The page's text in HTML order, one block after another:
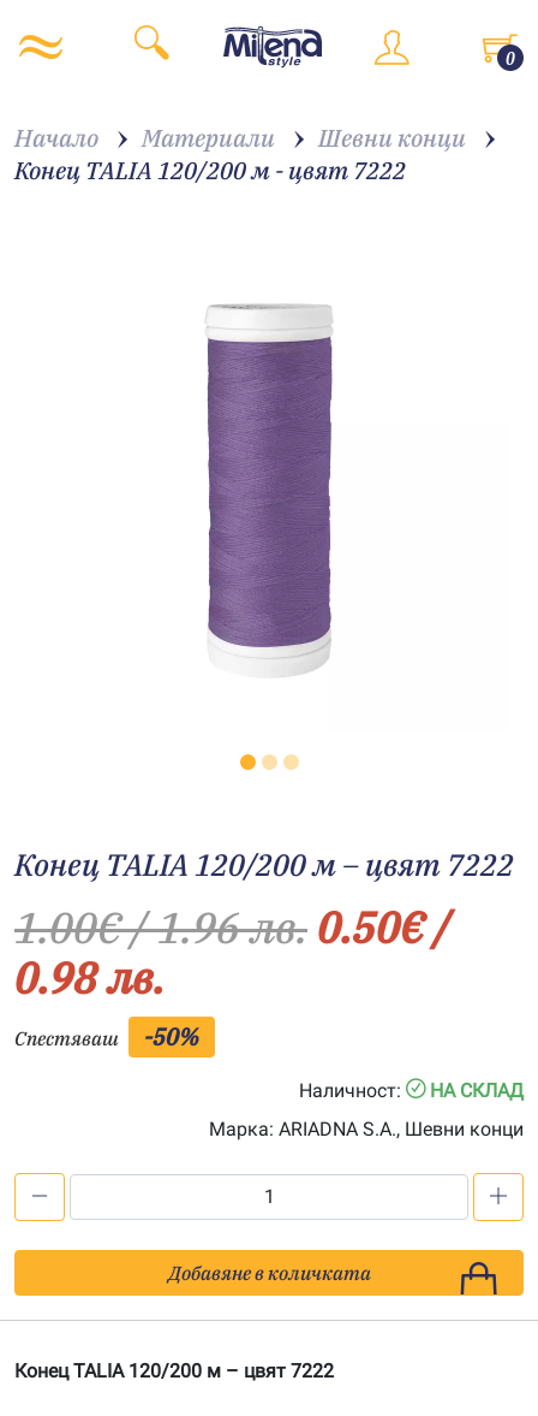
0
Начало Материали
Шевни конци
Конец TALIA 120/200 м - цвят 7222
Конец TALIA 120/200 м – цвят 7222
1.00€/ 1.96 лв.0.50€/
0.98 лв.
Спестяваш -50%
Наличност:
НА СКЛАД
Марка: ARIADNA S.A., Шевни конци
TALIA
120/200
-
Добавяне в количката
Конец TALIA 120/200 м – цвят 7222